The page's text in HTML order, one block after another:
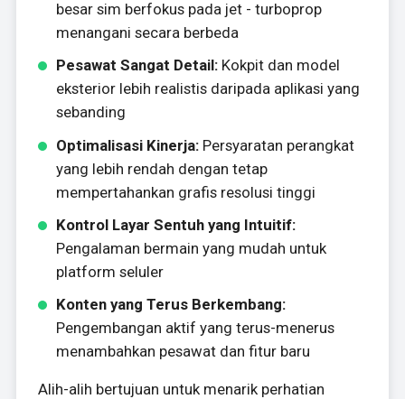
besar sim berfokus pada jet - turboprop
menangani secara berbeda
Pesawat Sangat Detail:Kokpit dan model
eksterior lebih realistis daripada aplikasi yang
sebanding
Optimalisasi Kinerja:Persyaratan perangkat
yang lebih rendah dengan tetap
mempertahankan grafis resolusi tinggi
Kontrol Layar Sentuh yang Intuitif:
Pengalaman bermain yang mudah untuk
platform seluler
Konten yang Terus Berkembang:
Pengembangan aktif yang terus-menerus
menambahkan pesawat dan fitur baru
Alih-alih bertujuan untuk menarik perhatian